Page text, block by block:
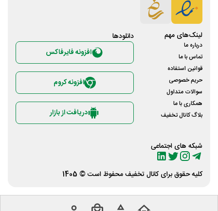
لینک‌های مهم
درباره ما
تماس با ما
قوانین استفاده
حریم خصوصی
سوالات متداول
همکاری با ما
بلاگ کانال تخفیف
شبکه های اجتماعی
دانلود‌ها
افزونه فایرفاکس
افزونه کروم
دریافت از بازار
کلیه حقوق برای کانال تخفیفمحفوظ است © 1405